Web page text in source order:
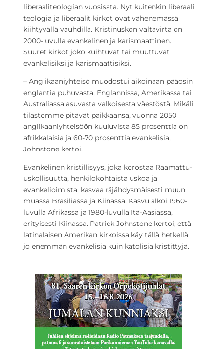
liberaaliteologian vuosisata. Nyt kuitenkin liberaali
teologia ja liberaalit kirkot ovat vähenemässä
kiihtyvällä vauhdilla. Kristinuskon valtavirta on
2000-luvulla evankelinen ja karismaattinen.
Suuret kirkot joko kuihtuvat tai muuttuvat
evankelisiksi ja karismaattisiksi.
– Anglikaaniyhteisö muodostui aikoinaan pääosin
englantia puhuvasta, Englannissa, Amerikassa tai
Australiassa asuvasta valkoisesta väestöstä. Mikäli
tilastomme pitävät paikkaansa, vuonna 2050
anglikaaniyhteisöön kuuluvista 85 prosenttia on
afrikkalaisia ja 60-70 prosenttia evankelisia,
Johnstone kertoi.
Evankelinen kristillisyys, joka korostaa Raamattu-
uskollisuutta, henkilökohtaista uskoa ja
evankelioimista, kasvaa räjähdysmäisesti muun
muassa Brasiliassa ja Kiinassa. Kasvu alkoi 1960-
luvulla Afrikassa ja 1980-luvulla Itä-Aasiassa,
erityisesti Kiinassa. Patrick Johnstone kertoi, että
latinalaisen Amerikan kirkoissa käy tällä hetkellä
jo enemmän evankelisia kuin katolisia kristittyjä.